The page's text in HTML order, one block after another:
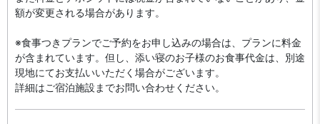
額が変更される場合があります。
※食事つきプランでご予約をお申し込みの場合は、プランに料金
が含まれています。但し、添い寝のお子様のお食事代金は、別途
現地にてお支払いいただく場合がございます。
詳細はご宿泊施設までお問い合わせください。